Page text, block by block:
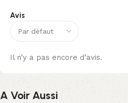
Avis
Il n’y a pas encore d’avis.
A Voir Aussi